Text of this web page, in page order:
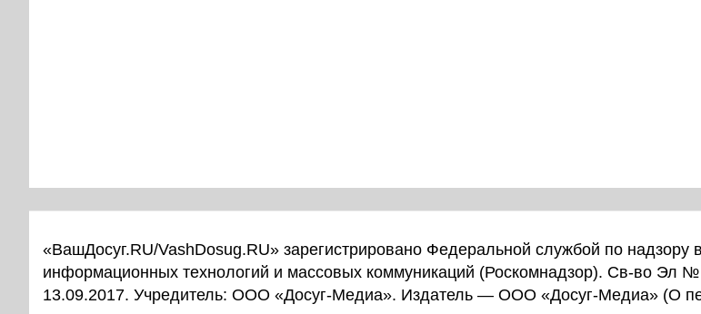
«ВашДосуг.RU/VashDosug.RU» зарегистрировано Федеральной службой по надзору
информационных технологий и массовых коммуникаций (Роскомнадзор). Св-во Эл
13.09.2017. Учредитель: ООО «Досуг-Медиа». Издатель — ООО «Досуг-Медиа» (О